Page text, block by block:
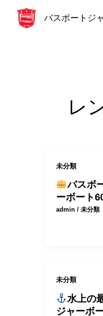
バスボートジ
レ
未分類
バスボ
ーボート
admin / 未分類
未分類
水上の
ジャーボ